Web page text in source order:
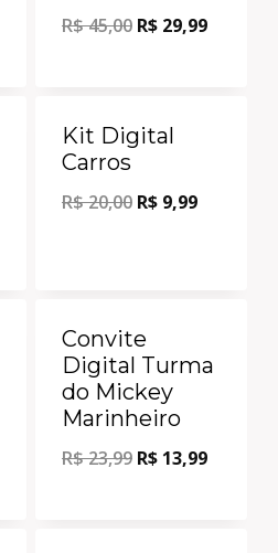
R$45,00 R$ 29,99
Kit Digital
Carros
R$20,00 R$ 9,99
Convite
Digital Turma
do Mickey
Marinheiro
R$23,99 R$ 13,99